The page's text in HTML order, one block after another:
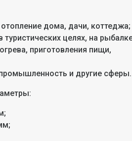
дома, дачи, коттеджа;
туристических целях, на
приготовления пищи,
и другие сферы.